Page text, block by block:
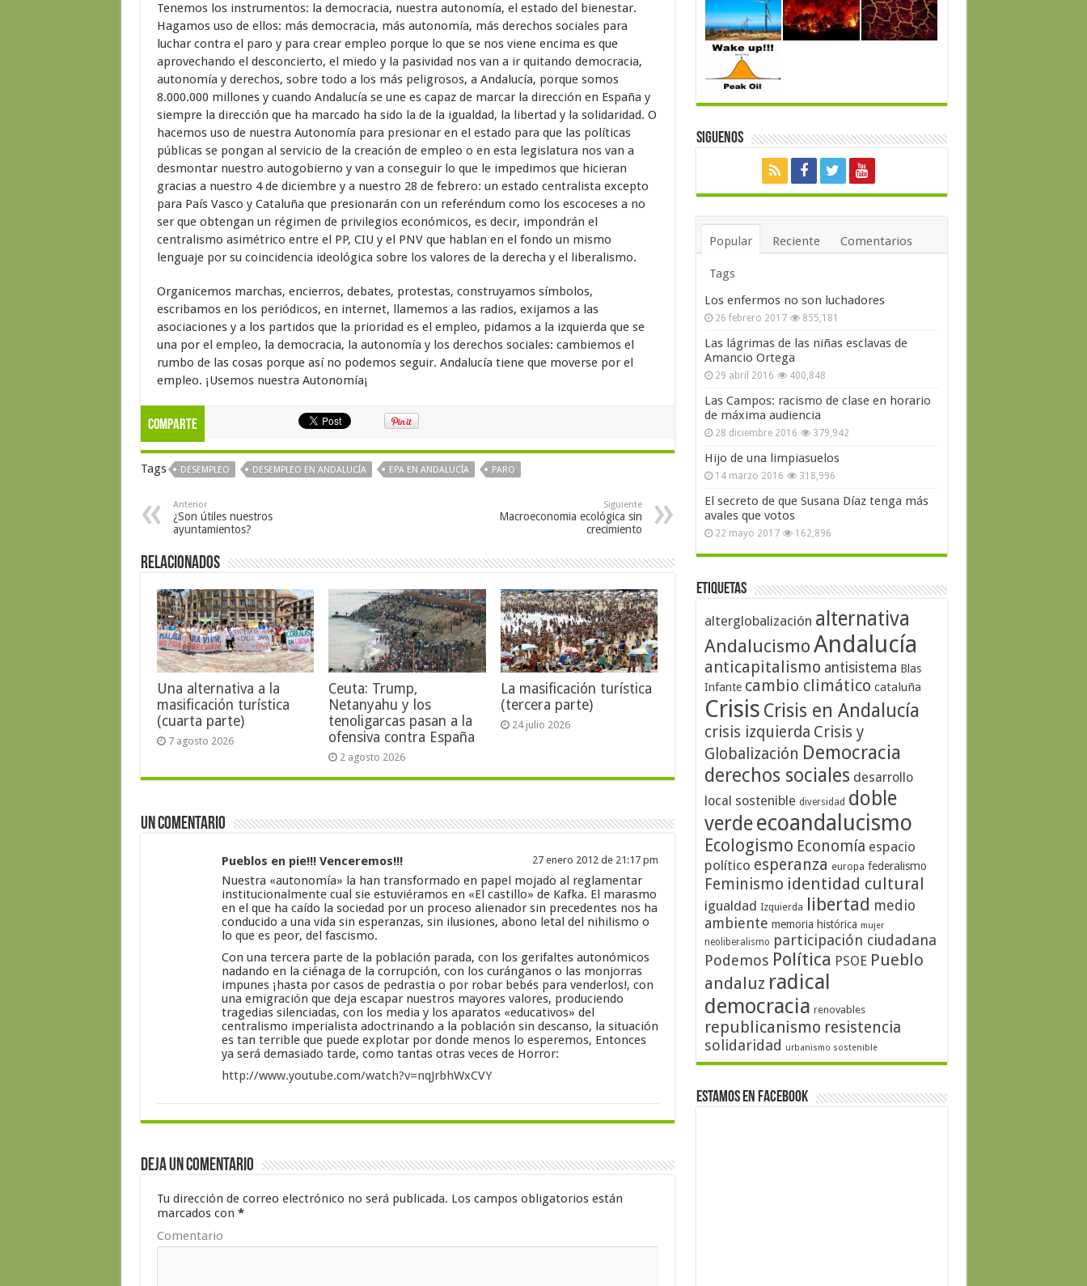
Tenemos los instrumentos: la democracia, nuestra autonomía, el estado del bienestar.
Hagamos uso de ellos: más democracia, más autonomía, más derechos sociales para
luchar contra el paro y para crear empleo porque lo que se nos viene encima es que
aprovechando el desconcierto, el miedo y la pasividad nos van a ir quitando democracia,
autonomía y derechos, sobre todo a los más peligrosos, a Andalucía, porque somos
8.000.000 millones y cuando Andalucía se une es capaz de marcar la dirección en España y
siempre la dirección que ha marcado ha sido la de la igualdad, la libertad y la solidaridad. O
hacemos uso de nuestra Autonomía para presionar en el estado para que las políticas
públicas se pongan al servicio de la creación de empleo o en esta legislatura nos van a
desmontar nuestro autogobierno y van a conseguir lo que le impedimos que hicieran
gracias a nuestro 4 de diciembre y a nuestro 28 de febrero: un estado centralista excepto
para País Vasco y Cataluña que presionarán con un referéndum como los escoceses a no
ser que obtengan un régimen de privilegios económicos, es decir, impondrán el
centralismo asimétrico entre el PP, CIU y el PNV que hablan en el fondo un mismo
lenguaje por su coincidencia ideológica sobre los valores de la derecha y el liberalismo.
Organicemos marchas, encierros, debates, protestas, construyamos símbolos,
escribamos en los periódicos, en internet, llamemos a las radios, exijamos a las
asociaciones y a los partidos que la prioridad es el empleo, pidamos a la izquierda que se
una por el empleo, la democracia, la autonomía y los derechos sociales: cambiemos el
rumbo de las cosas porque así no podemos seguir. Andalucía tiene que moverse por el
empleo. ¡Usemos nuestra Autonomía¡
Comparte
Tags DESEMPLEO DESEMPLEO EN ANDALUCÍA EPA EN ANDALUCÍA PARO
Anterior
¿Son útiles nuestros
ayuntamientos?
Siguiente
Macroeconomia ecológica sin
crecimiento
Relacionados
Una alternativa a la
masificación turística
(cuarta parte)
7 agosto 2026
Ceuta: Trump,
Netanyahu y los
tenoligarcas pasan a la
ofensiva contra España
2 agosto 2026
La masificación turística
(tercera parte)
24 julio 2026
Un comentario
Pueblos en pie!!! Venceremos!!! 27 enero 2012 de 21:17 pm
Nuestra «autonomía» la han transformado en papel mojado al reglamentar
institucionalmente cual sie estuviéramos en «El castillo» de Kafka. El marasmo
en el que ha caído la sociedad por un proceso alienador sin precedentes nos ha
conducido a una vida sin esperanzas, sin ilusiones, abono letal del nihilismo o
lo que es peor, del fascismo.
Con una tercera parte de la población parada, con los gerifaltes autonómicos
nadando en la ciénaga de la corrupción, con los curánganos o las monjorras
impunes ¡hasta por casos de pedrastia o por robar bebés para venderlos!, con
una emigración que deja escapar nuestros mayores valores, produciendo
tragedias silenciadas, con los media y los aparatos «educativos» del
centralismo imperialista adoctrinando a la población sin descanso, la situación
es tan terrible que puede explotar por donde menos lo esperemos, Entonces
ya será demasiado tarde, como tantas otras veces de Horror:
http://www.youtube.com/watch?v=nqJrbhWxCVY
Deja un comentario
Tu dirección de correo electrónico no será publicada. Los campos obligatorios están
marcados con *
Comentario
Siguenos
Popular Reciente Comentarios
Tags
Los enfermos no son luchadores
26 febrero 2017 855,181
Las lágrimas de las niñas esclavas de
Amancio Ortega
29 abril 2016 400,848
Las Campos: racismo de clase en horario
de máxima audiencia
28 diciembre 2016 379,942
Hijo de una limpiasuelos
14 marzo 2016 318,996
El secreto de que Susana Díaz tenga más
avales que votos
22 mayo 2017 162,896
Etiquetas
alterglobalización alternativa
AndalucismoAndalucía
anticapitalismo antisistema Blas
Infante cambio climático cataluña
Crisis Crisis en Andalucía
crisis izquierda Crisis y
Globalización Democracia
derechos sociales desarrollo
local sostenible diversidad doble
verdeecoandalucismo
Ecologismo Economía espacio
político esperanza europa federalismo
Feminismo identidad cultural
igualdad Izquierda libertad medio
ambiente memoria histórica mujer
neoliberalismo participación ciudadana
Podemos Política PSOE Pueblo
andaluz radical
democracia renovables
republicanismo resistencia
solidaridad urbanismo sostenible
Estamos en Facebook